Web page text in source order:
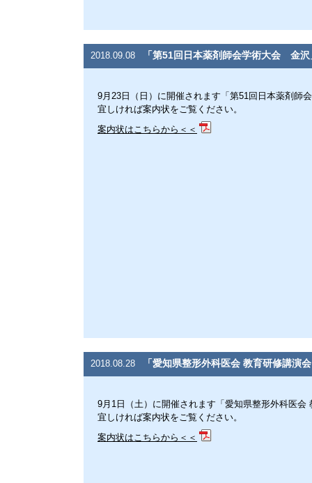
2018.09.08 「第51回日本薬剤師会学術大会 金
9月23日（日）に開催されます「第51回日本薬剤
宜しければ案内状をご覧ください。
案内状はこちらから＜＜
2018.08.28 「愛知県整形外科医会 教育研修講演
9月1日（土）に開催されます「愛知県整形外科医
宜しければ案内状をご覧ください。
案内状はこちらから＜＜